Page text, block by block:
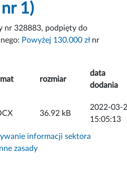
1)
nr 328883, podpięty do
Powyżej 130.000 złnr
rozmiar
data
dodania
ZAŁĄCZNIK36.92 kB
2022-03-
15:05:13
informacji sektora
zasady